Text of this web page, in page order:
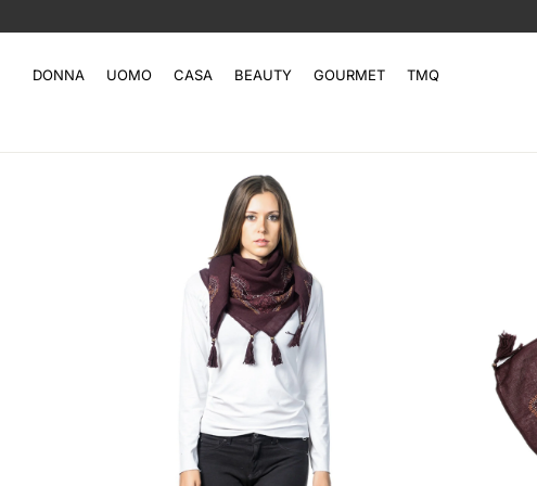
DONNA UOMO CASA BEAUTY GOURMET TMQ